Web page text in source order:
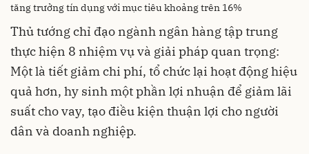
tăng trưởng tín dụng với mục tiêu khoảng trên 16%
Thủ tướng chỉ đạo ngành ngân hàng tập trung
thực hiện 8 nhiệm vụ và giải pháp quan trọng:
Một là tiết giảm chi phí, tổ chức lại hoạt động hiệu
quả hơn, hy sinh một phần lợi nhuận để giảm lãi
suất cho vay, tạo điều kiện thuận lợi cho người
dân và doanh nghiệp.